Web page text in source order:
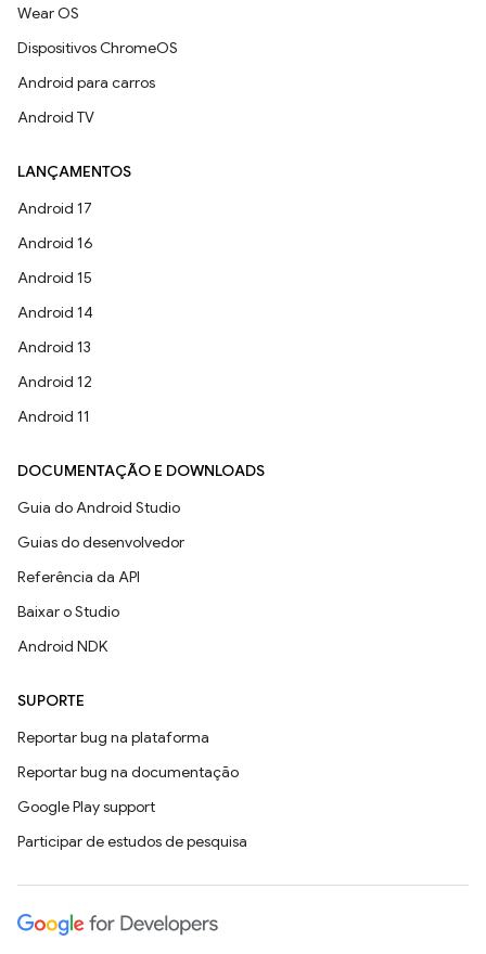
Wear OS
Dispositivos ChromeOS
Android para carros
Android TV
LANÇAMENTOS
Android 17
Android 16
Android 15
Android 14
Android 13
Android 12
Android 11
DOCUMENTAÇÃO E DOWNLOADS
Guia do Android Studio
Guias do desenvolvedor
Referência da API
Baixar o Studio
Android NDK
SUPORTE
Reportar bug na plataforma
Reportar bug na documentação
Google Play support
Participar de estudos de pesquisa